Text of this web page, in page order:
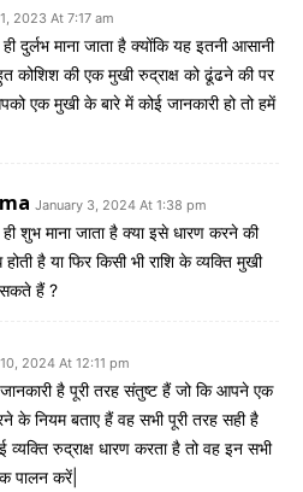
2023 At 7:17 am
दुर्लभ माना जाता है क्योंकि यह इतनी आसानी
कोशिश की एक मुखी रुद्राक्ष को ढूंढने की पर
एक मुखी के बारे में कोई जानकारी हो तो हमें
January 3, 2024 At 1:38 pm
शुभ माना जाता है क्या इसे धारण करने की
है या फिर किसी भी राशि के व्यक्ति मुखी
सकते हैं ?
2024 At 12:11 pm
जानकारी है पूरी तरह संतुष्ट हैं जो कि आपने एक
के नियम बताए हैं वह सभी पूरी तरह सही है
रुद्राक्ष धारण करता है तो वह इन सभी
पालन करें|